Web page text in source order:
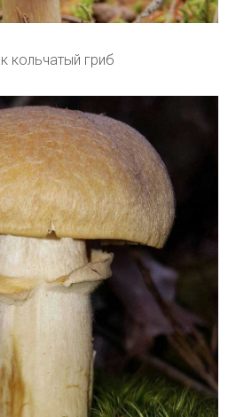
кольчатый гриб